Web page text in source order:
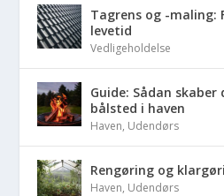
Tagrens og -
levetid
Vedligeholdelse
Guide: Sådan
bålsted i haven
Haven, Udendørs
Rengøring og
Haven, Udendørs